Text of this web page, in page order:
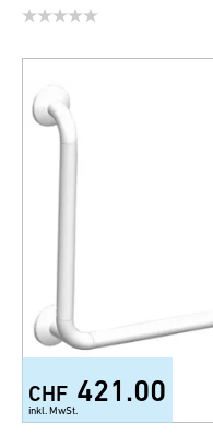
CHF 421.00
inkl. MwSt.